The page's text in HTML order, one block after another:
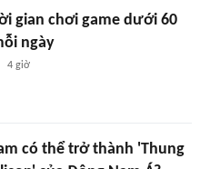
gian chơi game dưới 60
ngày
4 giờ
có thể trở thành 'Thung